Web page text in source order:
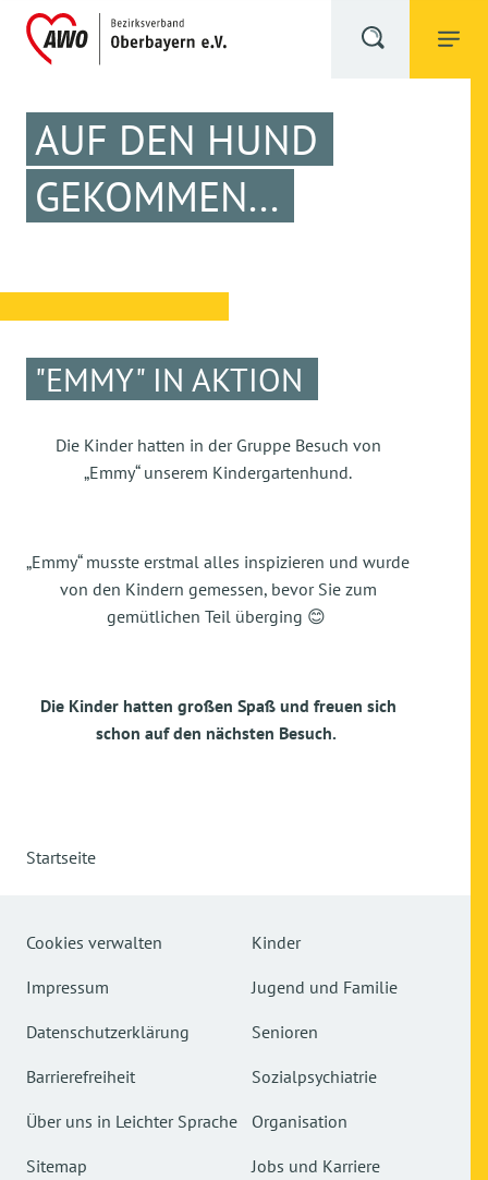
AUF DEN HUND
GEKOMMEN...
"EMMY" IN AKTION
Die Kinder hatten in der Gruppe Besuch von
„Emmy“ unserem Kindergartenhund.
„Emmy“ musste erstmal alles inspizieren und wurde
von den Kindern gemessen, bevor Sie zum
gemütlichen Teil überging 😊
Die Kinder hatten großen Spaß und freuen sich
schon auf den nächsten Besuch.
Startseite
Cookies verwalten
Impressum
Datenschutzerklärung
Barrierefreiheit
Über uns in Leichter Sprache
Sitemap
Kinder
Jugend und Familie
Senioren
Sozialpsychiatrie
Organisation
Jobs und Karriere